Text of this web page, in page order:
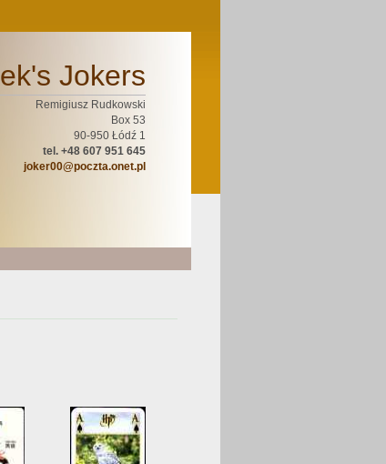
Jokers
Remigiusz Rudkowski
Box 53
90-950 Łódź 1
tel. +48 607 951 645
joker00@poczta.onet.pl